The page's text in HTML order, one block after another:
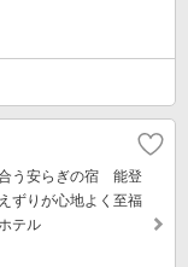
う安らぎの宿 能登
ずりが心地よく至福
テル